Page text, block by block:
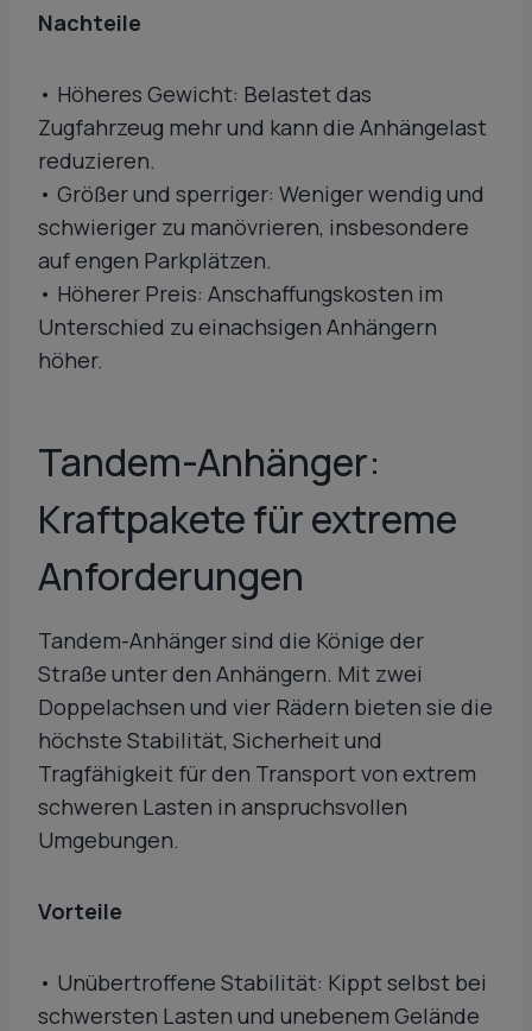
Nachteile
• Höheres Gewicht: Belastet das
Zugfahrzeug mehr und kann die Anhängelast
reduzieren.
• Größer und sperriger: Weniger wendig und
schwieriger zu manövrieren, insbesondere
auf engen Parkplätzen.
• Höherer Preis: Anschaffungskosten im
Unterschied zu einachsigen Anhängern
höher.
Tandem-Anhänger:
Kraftpakete für extreme
Anforderungen
Tandem-Anhänger sind die Könige der
Straße unter den Anhängern. Mit zwei
Doppelachsen und vier Rädern bieten sie die
höchste Stabilität, Sicherheit und
Tragfähigkeit für den Transport von extrem
schweren Lasten in anspruchsvollen
Umgebungen.
Vorteile
• Unübertroffene Stabilität: Kippt selbst bei
schwersten Lasten und unebenem Gelände